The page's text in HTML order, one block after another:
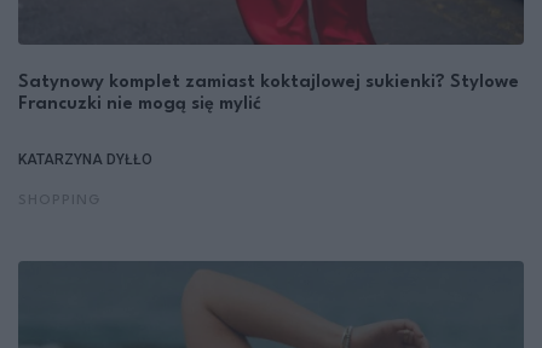
Satynowy komplet zamiast koktajlowej sukienki? Stylowe
Francuzki nie mogą się mylić
KATARZYNA DYŁŁO